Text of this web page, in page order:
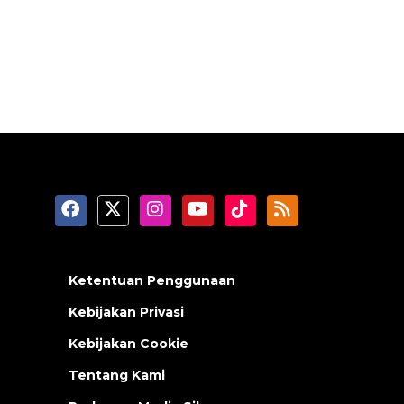
Ketentuan Penggunaan
Kebijakan Privasi
Kebijakan Cookie
Tentang Kami